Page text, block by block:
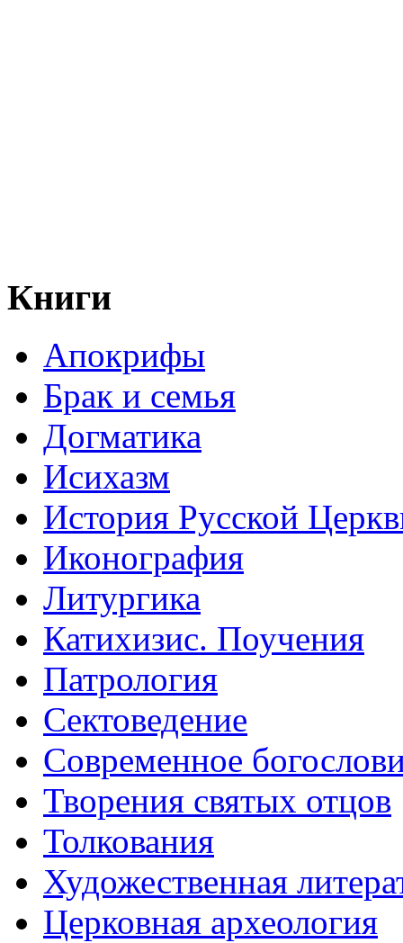
Книги
Апокрифы
Брак и семья
Догматика
Исихазм
История Русской
Иконография
Литургика
Катихизис. Поучения
Патрология
Сектоведение
Современное
Творения святых отцов
Толкования
Художественная
Церковная археология